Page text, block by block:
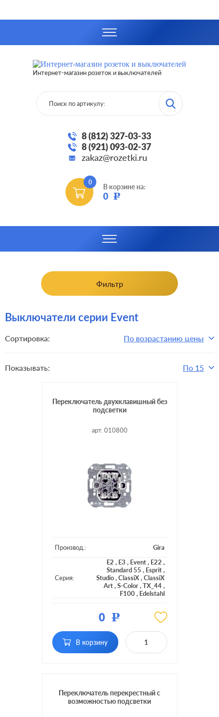
Интернет-магазин розеток и выключателей
8 (812) 327-03-33
8 (921) 093-02-37
zakaz@rozetki.ru
0
В корзине на:
0 Р
Фильтр
Выключатели серии Event
Сортировка: По возрастанию цены
Показывать: По 15
Переключатель двухклавишный без
подсветки
арт. 010800
Производ.: Gira
Серия:
E2 , E3 , Event, E22 ,
Standard 55 , Esprit,
Studio,ClassiX,ClassiX
Art,S-Color,TX_44,
F100, Edelstahl
Кол-во
клавиш:
двухклавишный
0 Р
В корзину
Переключатель перекрестный с
возможностью подсветки